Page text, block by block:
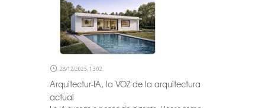
28/12/2025, 13:02
Arquitectur-IA, la VOZ de la arquitectura
actual